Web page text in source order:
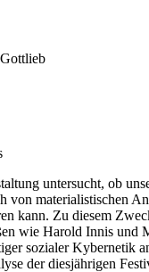
untersucht, ob
von materialistischen
kann. Zu diesem
wie Harold Innis und
sozialer Kybernetik
der diesjährigen